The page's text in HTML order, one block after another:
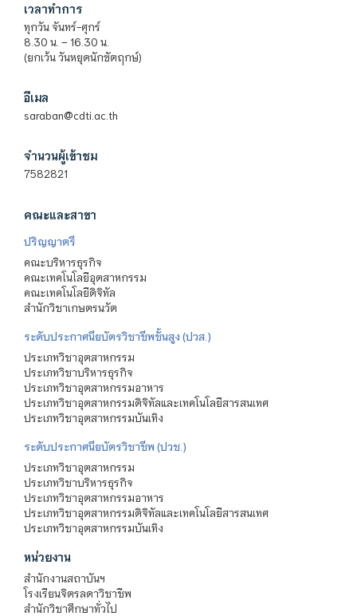
เวลาทำการ
ทุกวัน จันทร์-ศุกร์
8.30 น. – 16.30 น.
(ยกเว้น วันหยุดนักขัตฤกษ์)
อีเมล
saraban@cdti.ac.th
จำนวนผู้เข้าชม
7582821
คณะและสาขา
ปริญญาตรี
คณะบริหารธุรกิจ
คณะเทคโนโลยีอุตสาหกรรม
คณะเทคโนโลยีดิจิทัล
สำนักวิชาเกษตรนวัต
ระดับประกาศนียบัตรวิชาชีพชั้นสูง (ปวส.)
ประเภทวิชาอุตสาหกรรม
ประเภทวิชาบริหารธุรกิจ
ประเภทวิชาอุตสาหกรรมอาหาร
ประเภทวิชาอุตสาหกรรมดิจิทัลและเทคโนโลยีสารสนเทศ
ประเภทวิชาอุตสาหกรรมบันเทิง
ระดับประกาศนียบัตรวิชาชีพ (ปวช.)
ประเภทวิชาอุตสาหกรรม
ประเภทวิชาบริหารธุรกิจ
ประเภทวิชาอุตสาหกรรมอาหาร
ประเภทวิชาอุตสาหกรรมดิจิทัลและเทคโนโลยีสารสนเทศ
ประเภทวิชาอุตสาหกรรมบันเทิง
หน่วยงาน
สำนักงานสถาบันฯ
โรงเรียนจิตรลดาวิชาชีพ
สำนักวิชาศึกษาทั่วไป